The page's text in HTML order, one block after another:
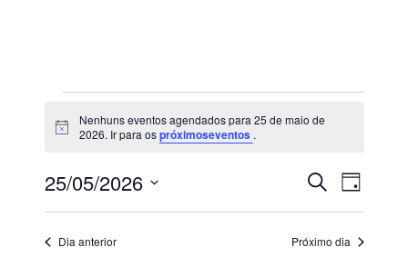
Eventos
for
25
Notice
Nenhuns eventos agendados para 25 de maio de
2026. Ir para ospróximoseventos .
e
Procurar
eventos
do
Dia
25/05/2026
data.Dia anterior Próximo dia